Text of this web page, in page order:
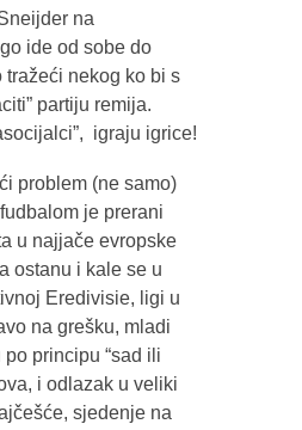
na
ide od sobe do
tražeći nekog ko bi s
partiju remija.
igraju igrice!
problem (ne samo)
je prerani
u najjače evropske
ostanu i kale se u
Eredivisie, ligi u
na grešku, mladi
principu “sad ili
i odlazak u veliki
sjedenje na